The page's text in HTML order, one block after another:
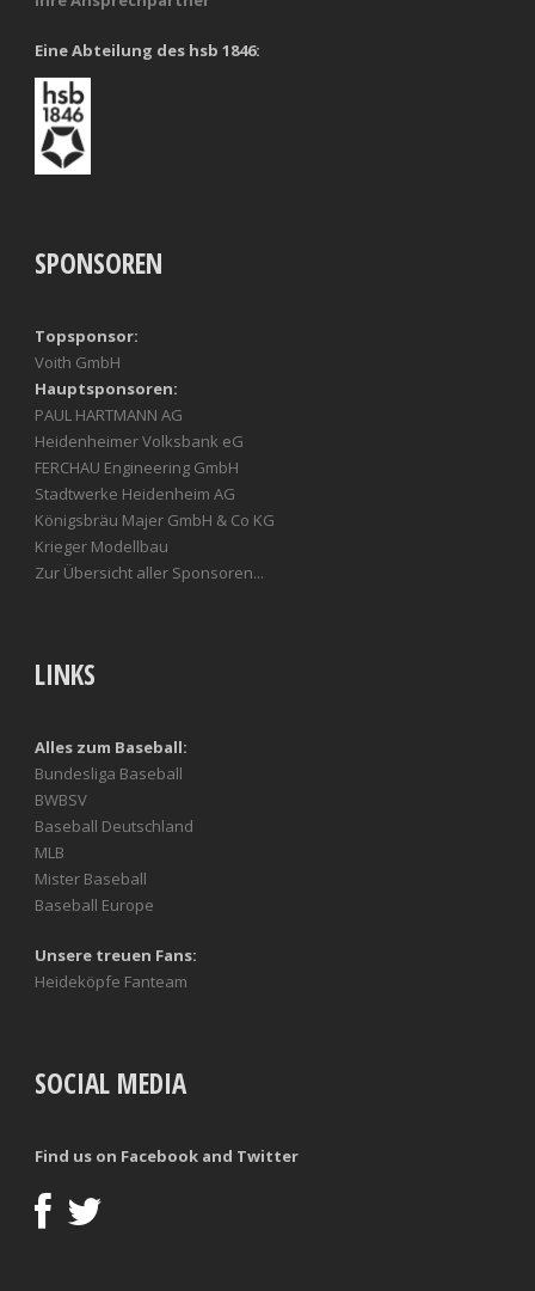
Eine Abteilung des hsb 1846:
SPONSOREN
Topsponsor:
Voith GmbH
Hauptsponsoren:
PAUL HARTMANN AG
Heidenheimer Volksbank eG
FERCHAU Engineering GmbH
Stadtwerke Heidenheim AG
Königsbräu Majer GmbH & Co KG
Krieger Modellbau
Zur Übersicht aller Sponsoren...
LINKS
Alles zum Baseball:
Bundesliga Baseball
BWBSV
Baseball Deutschland
MLB
Mister Baseball
Baseball Europe
Unsere treuen Fans:
Heideköpfe Fanteam
SOCIAL MEDIA
Find us on Facebook and Twitter